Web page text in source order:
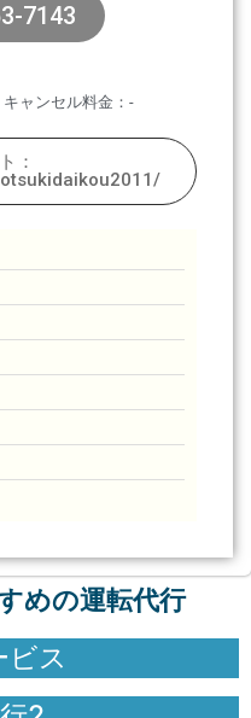
7143
キャンセル料金：-
：
めの運転代行
ビス